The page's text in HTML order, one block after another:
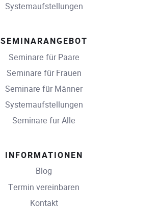
Systemaufstellungen
SEMINARANGEBOT
Seminare für Paare
Seminare für Frauen
Seminare für Männer
Systemaufstellungen
Seminare für Alle
INFORMATIONEN
Blog
Termin vereinbaren
Kontakt